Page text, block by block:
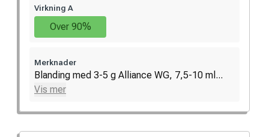
Virkning A
Over 90%
Merknader
Blanding med 3-5 g Alliance WG, 7,5-10 ml...
Vis mer